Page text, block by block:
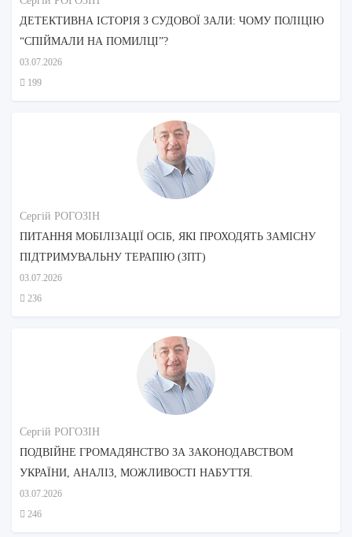
ДЕТЕКТИВНА ІСТОРІЯ З СУДОВОЇ ЗАЛИ: ЧОМУ ПОЛІЦІЮ
“СПІЙМАЛИ НА ПОМИЛЦІ”?
03.07.2026
199
Сергій РОГОЗІН
ПИТАННЯ МОБІЛІЗАЦІЇ ОСІБ, ЯКІ ПРОХОДЯТЬ ЗАМІСНУ
ПІДТРИМУВАЛЬНУ ТЕРАПІЮ (ЗПТ)
03.07.2026
236
Сергій РОГОЗІН
ПОДВІЙНЕ ГРОМАДЯНСТВО ЗА ЗАКОНОДАВСТВОМ
УКРАЇНИ, АНАЛІЗ, МОЖЛИВОСТІ НАБУТТЯ.
03.07.2026
246